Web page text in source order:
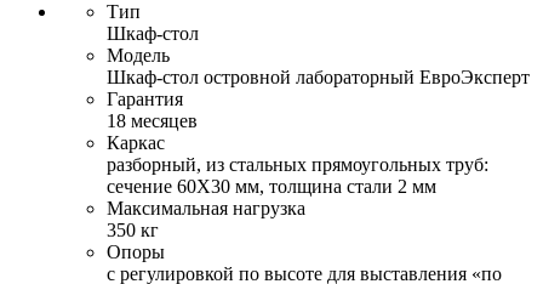
Тип
Шкаф-стол
Модель
Шкаф-стол островной лабораторный ЕвроЭксперт
Гарантия
18 месяцев
Каркас
разборный, из стальных прямоугольных труб:
сечение 60Х30 мм, толщина стали 2 мм
Максимальная нагрузка
350 кг
Опоры
с регулировкой по высоте для выставления «по